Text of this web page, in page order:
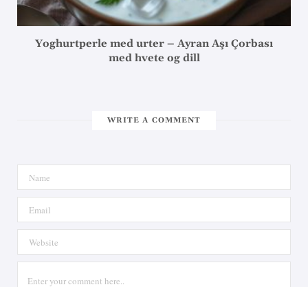
Yoghurtperle med urter – Ayran Aşı Çorbası
med hvete og dill
WRITE A COMMENT